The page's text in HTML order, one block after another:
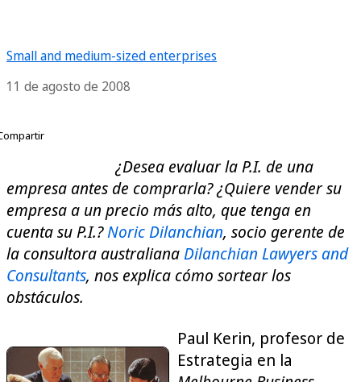
Small and medium-sized enterprises
11 de agosto de 2008
¿Desea evaluar la P.I. de una
empresa antes de comprarla? ¿Quiere vender su
empresa a un precio más alto, que tenga en
cuenta su P.I.?Noric Dilanchian, socio gerente de
la consultora australianaDilanchian Lawyers and
Consultants, nos explica cómo sortear los
obstáculos.
Paul Kerin, profesor de
Estrategia en la